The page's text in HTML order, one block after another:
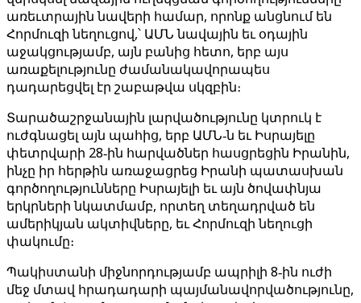
առեւտրային նավերի համար, որոնք անցնում են
Հորմուզի նեղուցով,՝ ԱՄՆ նավային եւ օդային
աջակցությամբ, այն բանից հետո, երբ այս
առաքելությունը ժամանակավորապես
դադարեցվել էր շաբաթվա սկզբին։
Տարածաշրջանային լարվածությունը կտրուկ է
ուժգնացել այն պահից, երբ ԱՄՆ‑ն եւ Իսրայելը
փետրվարի 28‑ին հարվածներ հասցրեցին Իրանին,
ինչը իր հերթին առաջացրեց Իրանի պատասխան
գործողությունները Իսրայելի եւ այն ծովափնյա
երկրների նկատմամբ, որտեղ տեղադրված են
ամերիկյան ակտիվները, եւ Հորմուզի նեղուցի
փակումը։
Պակիստանի միջնորդությամբ ապրիլի 8‑ին ուժի
մեջ մտավ հրադադարի պայմանավորվածությունը,